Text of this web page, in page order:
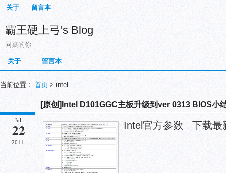
关于 留言本
霸王硬上弓's Blog
同桌的你
关于 留言本
当前位置： 首页 > intel
[原创]Intel D101GGC主板升级到ver 0313 BIOS小
Jul
22
2011
Intel官方参数 下载最